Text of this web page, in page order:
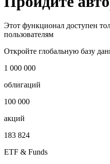
Запросить доступ
Пройдите
пользователям
Откройте глобальную базу
1 000 000
облигаций
100 000
акций